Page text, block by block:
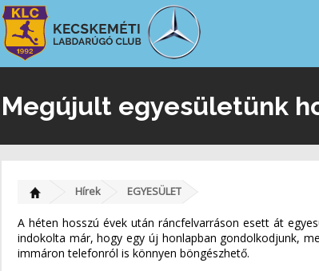
Megújult egyesületünk
Hírek EGYESÜLET
A héten hosszú évek után ráncfelvarráson esett át
indokolta már, hogy egy új honlapban gondolkodjunk,
immáron telefonról is könnyen böngészhető.